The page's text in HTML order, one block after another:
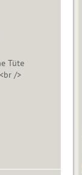
Tüte
/>